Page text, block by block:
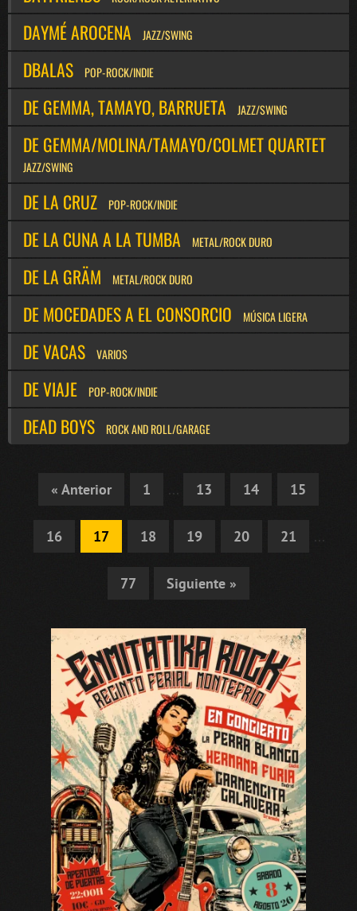
DAYMÉ AROCENA JAZZ/SWING
DBALAS POP-ROCK/INDIE
DE GEMMA, TAMAYO, BARRUETA JAZZ/SWING
DE GEMMA/MOLINA/TAMAYO/COLMET QUARTET
JAZZ/SWING
DE LA CRUZ POP-ROCK/INDIE
DE LA CUNA A LA TUMBA METAL/ROCK DURO
DE LA GRÄM METAL/ROCK DURO
DE MOCEDADES A EL CONSORCIO MÚSICA LIGERA
DE VACAS VARIOS
DE VIAJE POP-ROCK/INDIE
DEAD BOYS ROCK AND ROLL/GARAGE
« Anterior 1 ... 13 14 15
16 17 18 19 20 21 ...
77 Siguiente »